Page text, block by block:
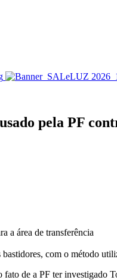
pela PF
a área de transferência
com o método
de a PF ter investigado